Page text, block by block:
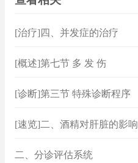
[治疗]四、并发症的治疗
[概述]第七节 多 发 伤
[诊断]第三节 特殊诊断程序
[速览]二、酒精对肝脏的影响
二、分诊评估系统